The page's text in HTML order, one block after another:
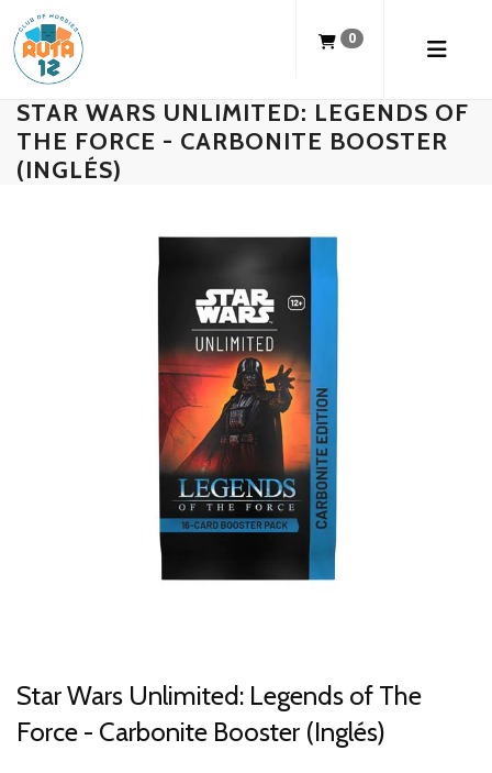
0
STAR WARS UNLIMITED: LEGENDS OF
THE FORCE - CARBONITE BOOSTER
(INGLÉS)
Star Wars Unlimited: Legends of The
Force - Carbonite Booster (Inglés)